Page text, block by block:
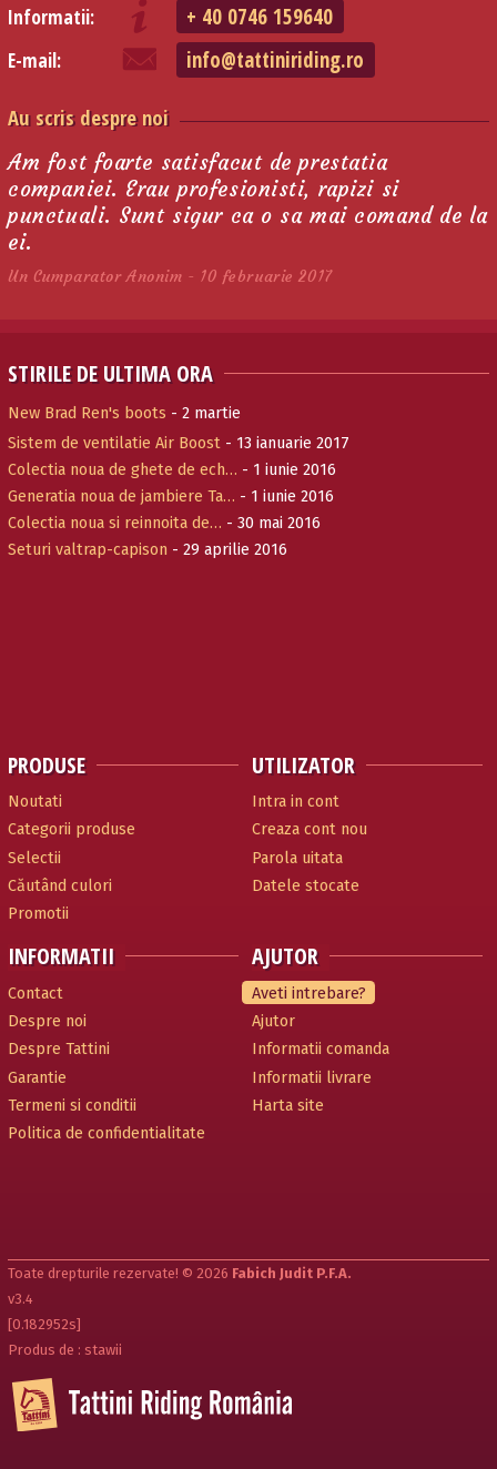
Informatii: + 40 0746 159640
E-mail: info@tattiniriding.ro
Au scris despre noi
Am fost foarte satisfacut de prestatia
companiei. Erau profesionisti, rapizi si
punctuali. Sunt sigur ca o sa mai comand de la
ei.
Un Cumparator Anonim - 10 februarie 2017
STIRILE DE ULTIMA ORA
New Brad Ren's boots - 2 martie
Sistem de ventilatie Air Boost - 13 ianuarie 2017
Colectia noua de ghete de ech… - 1 iunie 2016
Generatia noua de jambiere Ta… - 1 iunie 2016
Colectia noua si reinnoita de… - 30 mai 2016
Seturi valtrap-capison - 29 aprilie 2016
PRODUSE
Noutati
Categorii produse
Selectii
Căutând culori
Promotii
INFORMATII
Contact
Despre noi
Despre Tattini
Garantie
Termeni si conditii
Politica de confidentialitate
UTILIZATOR
Intra in cont
Creaza cont nou
Parola uitata
Datele stocate
AJUTOR
Aveti intrebare?
Ajutor
Informatii comanda
Informatii livrare
Harta site
Toate drepturile rezervate! © 2026 Fabich Judit P.F.A.
v3.4
[0.182952s]
Produs de : stawii